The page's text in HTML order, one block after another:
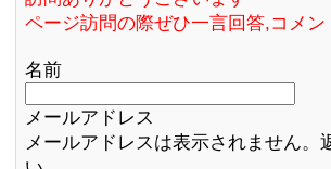
ページ訪問の際ぜひ一言回答,コメ
名前
メールアドレス
メールアドレスは表示されません